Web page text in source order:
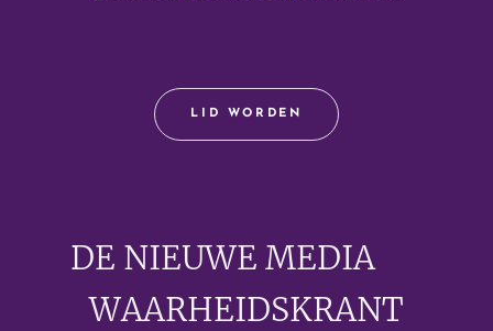
LID WORDEN
DE NIEUWE MEDIA🟣
WAARHEIDSKRANT